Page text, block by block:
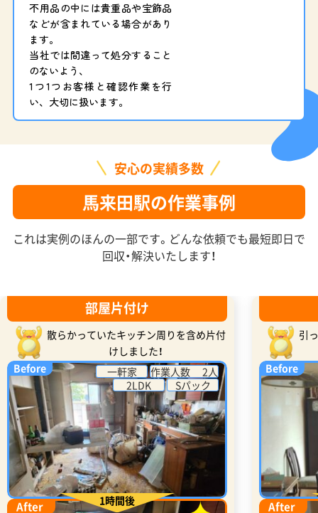
不用品の中には貴重品や宝飾品
などが含まれている場合があり
ます。
当社では間違って処分すること
のないよう、
1つ1つお客様と確認作業を行
い、大切に扱います。
安心の実績多数
馬来田駅の作業事例
これは実例のほんの一部です。どんな依頼でも最短即日で
回収・解決いたします！
部屋片付け
散らかっていたキッチン周りを含め片付
けしました！
Before
一軒家
作業人数 2人
2LDK
Sパック
After 1時間後
引
Before
After